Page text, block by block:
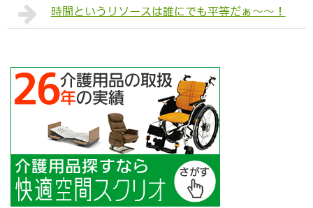
時間というリソースは誰にでも平等だぁ～～！